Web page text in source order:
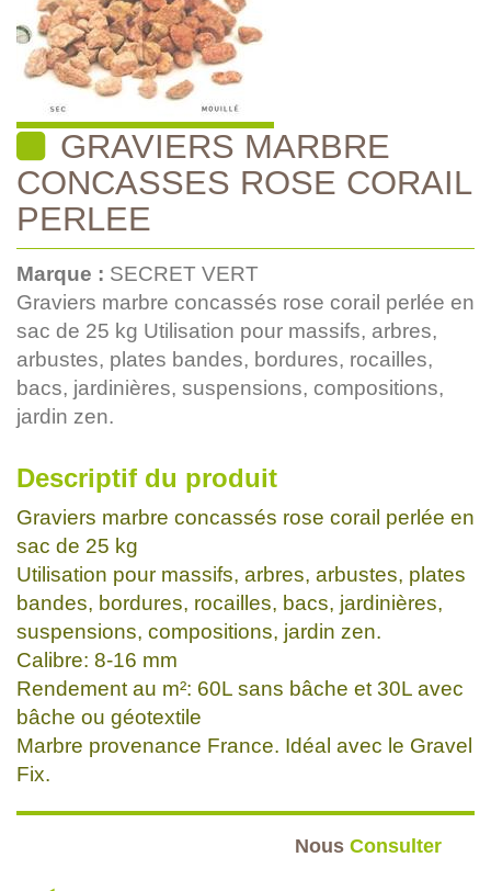
GRAVIERS MARBRE
CONCASSES ROSE CORAIL
PERLEE
Marque : SECRET VERT
Graviers marbre concassés rose corail perlée en
sac de 25 kg Utilisation pour massifs, arbres,
arbustes, plates bandes, bordures, rocailles,
bacs, jardinières, suspensions, compositions,
jardin zen.
Descriptif du produit
Graviers marbre concassés rose corail perlée en
sac de 25 kg
Utilisation pour massifs, arbres, arbustes, plates
bandes, bordures, rocailles, bacs, jardinières,
suspensions, compositions, jardin zen.
Calibre: 8-16 mm
Rendement au m²: 60L sans bâche et 30L avec
bâche ou géotextile
Marbre provenance France. Idéal avec le Gravel
Fix.
Nous Consulter